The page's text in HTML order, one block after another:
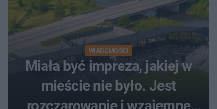
WIADOMOŚCI
Miała być impreza, jakiej w
mieście nie było. Jest
rozczarowanie i wzajemne